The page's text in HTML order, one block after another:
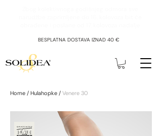
BESPLATNA DOSTAVA IZNAD 40 €
Home / Hulahopke / Venere 30